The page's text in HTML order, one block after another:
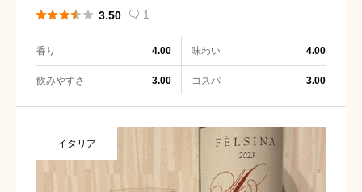
 3.50  1
香り 4.00 味わい 4.00
飲みやすさ 3.00 コスパ 3.00
イタリア